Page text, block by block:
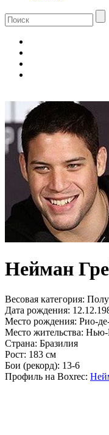
Нейман
Весовая категория:
Дата рождения:
Место рождения: Рио-
Место жительства: Нью-
Страна: Бразилия
Рост: 183 см
Бои (рекорд): 13-6
Профиль на Boxrec: